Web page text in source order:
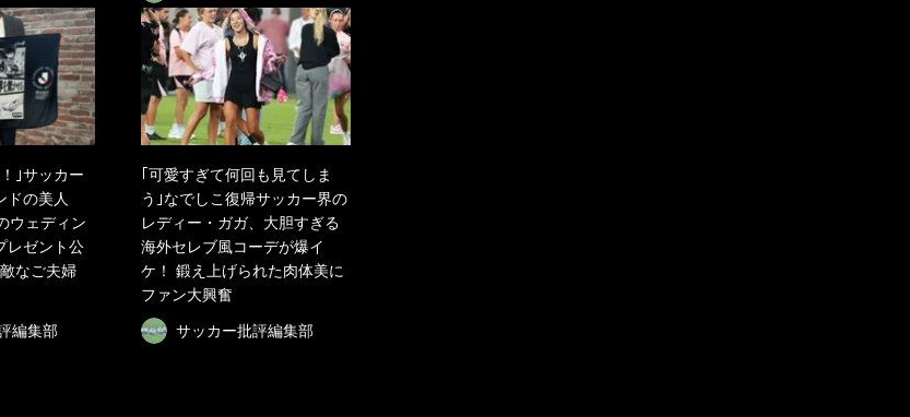
｣サッカー
ドの美人
ウェディン
レゼント公
なご夫婦
編集部
｢可愛すぎて何回も見てしま
う｣なでしこ復帰サッカー界の
レディー・ガガ、大胆すぎる
海外セレブ風コーデが爆イ
ケ！ 鍛え上げられた肉体美に
ファン大興奮
サッカー批評編集部